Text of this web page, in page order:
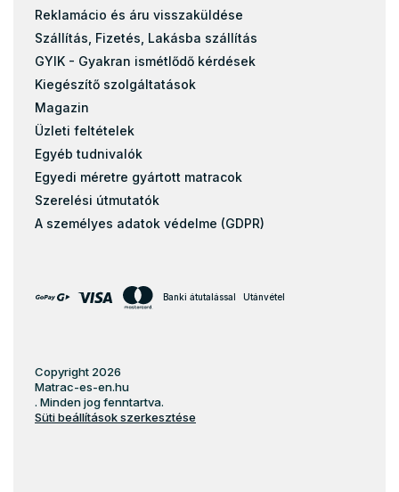
Reklamácio és áru visszaküldése
Szállítás, Fizetés, Lakásba szállítás
GYIK - Gyakran ismétlődő kérdések
Kiegészítő szolgáltatások
Magazin
Üzleti feltételek
Egyéb tudnivalók
Egyedi méretre gyártott matracok
Szerelési útmutatók
A személyes adatok védelme (GDPR)
Banki átutalással Utánvétel
Copyright 2026
Matrac-es-en.hu
. Minden jog fenntartva.
Süti beállítások szerkesztése